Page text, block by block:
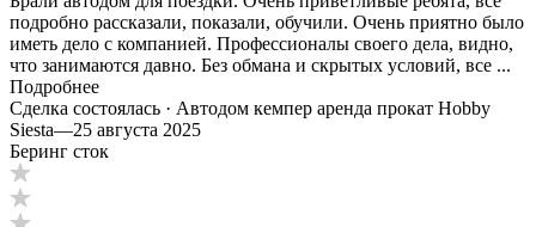
подробно рассказали, показали, обучили. Очень приятно было
иметь дело с компанией. Профессионалы своего дела, видно,
что занимаются давно. Без обмана и скрытых условий, все ...
Подробнее
Сделка состоялась · Автодом кемпер аренда прокат Hobby
Siesta—25 августа 2025
Беринг сток